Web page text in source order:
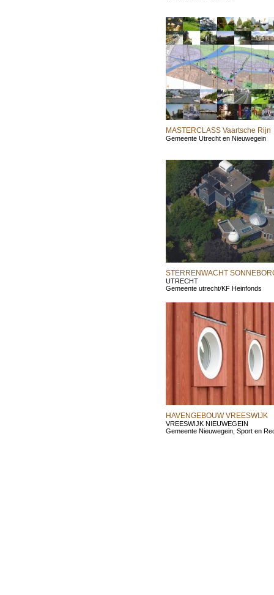
MASTERCLASS Vaartsche Rijn
Gemeente Utrecht en Nieuwegein
STERRENWACHT
UTRECHT
Gemeente utrecht/KF Heinfonds
HAVENGEBOUW VREESWIJK
VREESWIJK NIEUWEGEIN
Gemeente Nieuwegein, Sport en